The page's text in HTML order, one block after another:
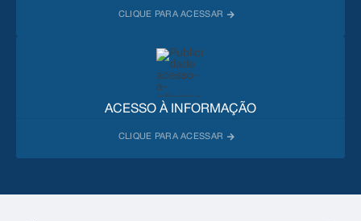
ACESSO À INFORMAÇÃO